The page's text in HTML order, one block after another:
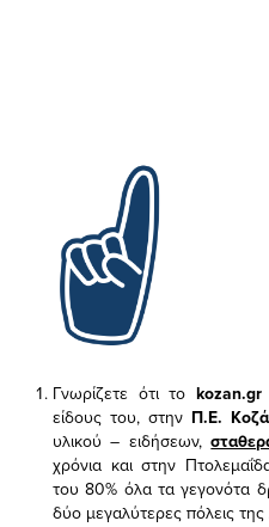
Γνωρίζετε ότι το kozan.gr
είδους του, στην Π.Ε.
υλικού – ειδήσεων,
χρόνια και στην
του 80% όλα τα γεγονότα
δύο μεγαλύτερες πόλεις